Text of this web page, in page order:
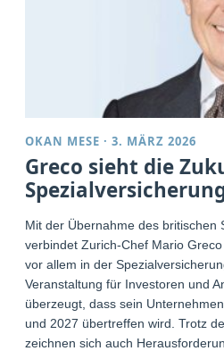
OKAN MESE ·3. MÄRZ 2026
Greco sieht die
Mit der Übernahme des britischen
verbindet Zurich-Chef Mario
vor allem in der
Veranstaltung für Investoren und
überzeugt, dass sein
und 2027 übertreffen wird. Trotz
zeichnen sich auch